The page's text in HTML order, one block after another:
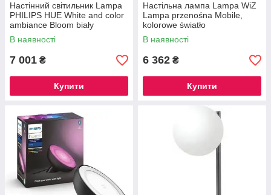
Настінний світильник Lampa
PHILIPS HUE White and color
ambiance Bloom biały
929002375901
В наявності
7 001 ₴
Купити
Настільна лампа Lampa WiZ
Lampa przenośna Mobile,
kolorowe światło
(929003211501)
В наявності
6 362 ₴
Купити